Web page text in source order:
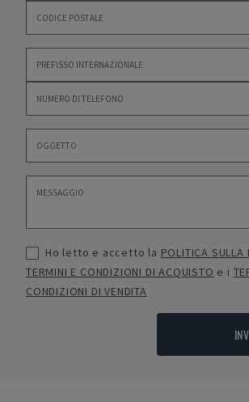
Ho letto e accetto la POLITICA SULLA
TERMINI E CONDIZIONI DI ACQUISTO e i
CONDIZIONI DI VENDITA